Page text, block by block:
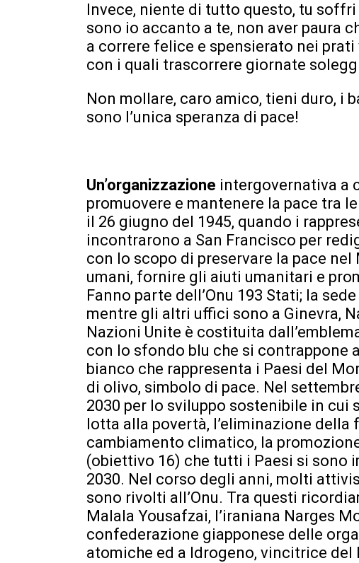
Invece, niente di tutto questo, tu
sono io accanto a te, non aver paura
a correre felice e spensierato nei
con i quali trascorrere giornate
Non mollare, caro amico, tieni duro, i
sono l’unica speranza di pace!
Un’organizzazione intergovernativa a
promuovere e mantenere la pace tra
il 26 giugno del 1945, quando i
incontrarono a San Francisco per
con lo scopo di preservare la pace
umani, fornire gli aiuti umanitari e
Fanno parte dell’Onu 193 Stati; la
mentre gli altri uffici sono a Ginevra,
Nazioni Unite è costituita
con lo sfondo blu che si contrappone
bianco che rappresenta i Paesi del
di olivo, simbolo di pace. Nel
2030 per lo sviluppo sostenibile in
lotta alla povertà, l’eliminazione della
cambiamento climatico, la
(obiettivo 16) che tutti i Paesi si sono
2030. Nel corso degli anni, molti
sono rivolti all’Onu. Tra questi
Malala Yousafzai, l’iraniana Narges
confederazione giapponese delle
atomiche ed a Idrogeno, vincitrice del